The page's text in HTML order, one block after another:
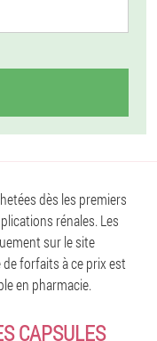
dès les premiers
rénales. Les
sur le site
forfaits à ce prix est
en pharmacie.
CAPSULES